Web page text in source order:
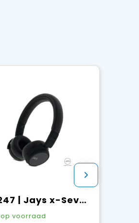
T00247 | Jays x-Seven bluetooth hoofdtelefoon
op voorraad